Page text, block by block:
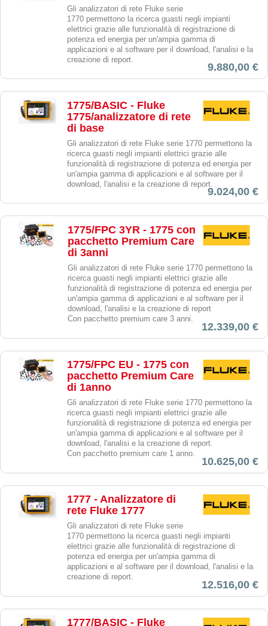
Gli analizzatori di rete Fluke serie
1770 permettono la ricerca guasti negli impianti
elettrici grazie alle funzionalità di registrazione di
potenza ed energia per un'ampia gamma di
applicazioni e al software per il download, l'analisi e la
creazione di report.
9.880,00 €
1775/BASIC - Fluke
1775/analizzatore di rete
di base
Gli analizzatori di rete Fluke serie 1770 permettono la
ricerca guasti negli impianti elettrici grazie alle
funzionalità di registrazione di potenza ed energia per
un'ampia gamma di applicazioni e al software per il
download, l'analisi e la creazione di report.
9.024,00 €
1775/FPC 3YR - 1775 con
pacchetto Premium Care
di 3anni
Gli analizzatori di rete Fluke serie 1770 permettono la
ricerca guasti negli impianti elettrici grazie alle
funzionalità di registrazione di potenza ed energia per
un'ampia gamma di applicazioni e al software per il
download, l'analisi e la creazione di report
Con pacchetto premium care 3 anni.
12.339,00 €
1775/FPC EU - 1775 con
pacchetto Premium Care
di 1anno
Gli analizzatori di rete Fluke serie 1770 permettono la
ricerca guasti negli impianti elettrici grazie alle
funzionalità di registrazione di potenza ed energia per
un'ampia gamma di applicazioni e al software per il
download, l'analisi e la creazione di report.
Con pacchetto premium care 1 anno.
10.625,00 €
1777 - Analizzatore di
rete Fluke 1777
Gli analizzatori di rete Fluke serie
1770 permettono la ricerca guasti negli impianti
elettrici grazie alle funzionalità di registrazione di
potenza ed energia per un'ampia gamma di
applicazioni e al software per il download, l'analisi e la
creazione di report.
12.516,00 €
1777/BASIC - Fluke